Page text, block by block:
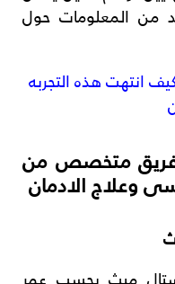
من المعلومات حول
انتهت هذه التجربه
فريق متخصص من
وعلاج الادمان